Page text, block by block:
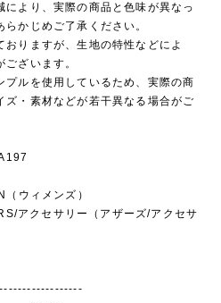
より、実際の商品と色味が異なっ
かじめご了承ください。
りますが、生地の特性などによ
ざいます。
ルを使用しているため、実際の商
ズ・素材などが若干異なる場合がご
メンズ）
クセサリー（アザーズ/アクセサ